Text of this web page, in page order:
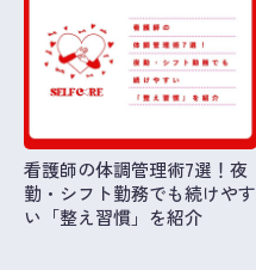
看護師の体調管理術7選！夜
勤・シフト勤務でも続けやす
い「整え習慣」を紹介